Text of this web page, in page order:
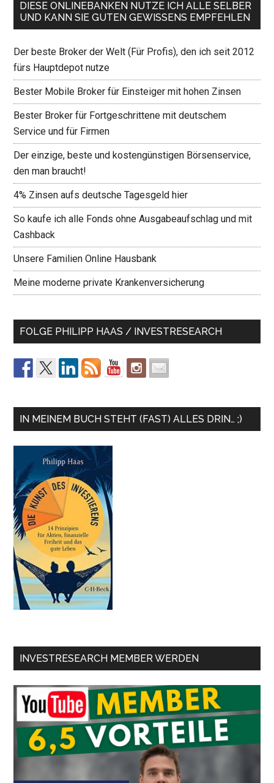
DIESE ONLINEBANKEN NUTZE ICH ALLE SELBER
UND KANN SIE GUTEN GEWISSENS EMPFEHLEN
Der beste Broker der Welt (Für Profis), den ich seit 2012
fürs Hauptdepot nutze
Bester Mobile Broker für Einsteiger mit hohen Zinsen
Bester Broker für Fortgeschrittene mit deutschem
Service und für Firmen
Der einzige, beste und kostengünstigen Börsenservice,
den man braucht!
4% Zinsen aufs deutsche Tagesgeld hier
So kaufe ich alle Fonds ohne Ausgabeaufschlag und mit
Cashback
Unsere Familien Online Hausbank
Meine moderne private Krankenversicherung
FOLGE PHILIPP HAAS / INVESTRESEARCH
IN MEINEM BUCH STEHT (FAST) ALLES DRIN… ;)
INVESTRESEARCH MEMBER WERDEN